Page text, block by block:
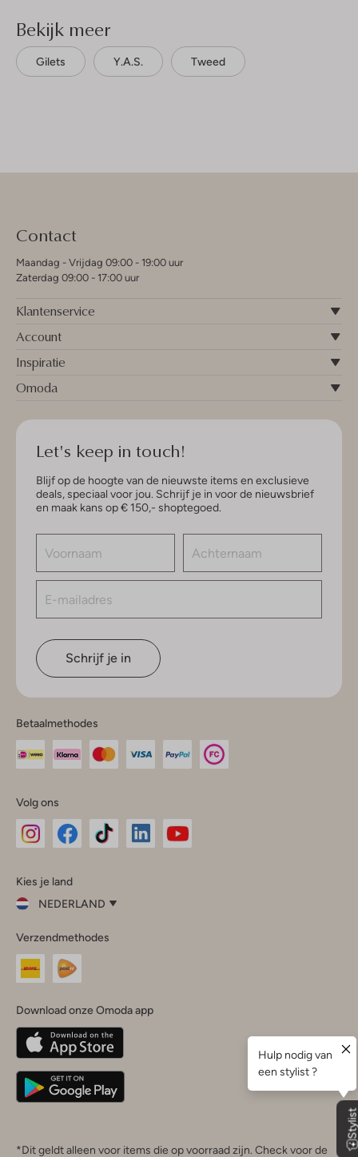
Bekijk meer
Gilets Y.a.s. Tweed
Contact
Maandag - Vrijdag 09:00 - 19:00 uur
Zaterdag 09:00 - 17:00 uur
Klantenservice
Account
Inspiratie
Omoda
Let's keep in touch!
Blijf op de hoogte van de nieuwste items en exclusieve
deals, speciaal voor jou. Schrijf je in voor de nieuwsbrief
en maak kans op € 150,- shoptegoed.
Schrijf je in
Betaalmethodes
Volg ons
InstagramFacebook
Kies je land
NEDERLAND
je
land
Nederland
Belgique(Français)
Deutschland
Verzendmethodes
Download onze Omoda app
*Dit geldt alleen voor items die op voorraad zijn. Check voor de